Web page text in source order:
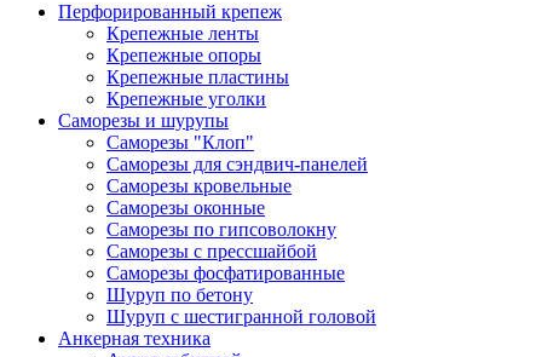
Перфорированный крепеж
Крепежные ленты
Крепежные опоры
Крепежные пластины
Крепежные уголки
Саморезы и шурупы
Саморезы "Клоп"
Саморезы для сэндвич-панелей
Саморезы кровельные
Саморезы оконные
Саморезы по гипсоволокну
Саморезы с прессшайбой
Саморезы фосфатированные
Шуруп по бетону
Шуруп с шестигранной головой
Анкерная техника